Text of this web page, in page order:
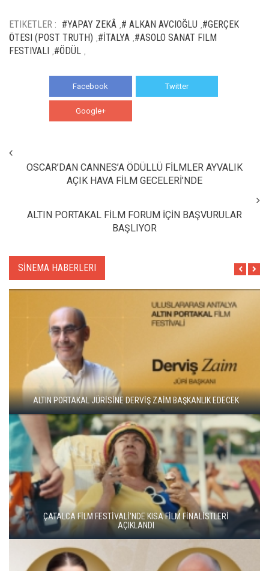
ETIKETLER : #YAPAY ZEKÂ # ALKAN AVCIOĞLU #GERÇEK
ÖTESI (POST TRUTH) #İTALYA #ASOLO SANAT FILM
FESTIVALI #ÖDÜL
Facebook Twitter
Google+
OSCAR’DAN CANNES’A ÖDÜLLÜ FİLMLER AYVALIK
AÇIK HAVA FİLM GECELERİ’NDE
ALTIN PORTAKAL FİLM FORUM İÇİN BAŞVURULAR
BAŞLIYOR
SİNEMA HABERLERI
ALTIN PORTAKAL JÜRİSİNE DERVİŞ ZAİM BAŞKANLIK EDECEK
ÇATALCA FİLM FESTİVALİ'NDE KISA FİLM FİNALİSTLERİ
AÇIKLANDI